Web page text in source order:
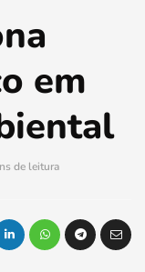
em
de leitura